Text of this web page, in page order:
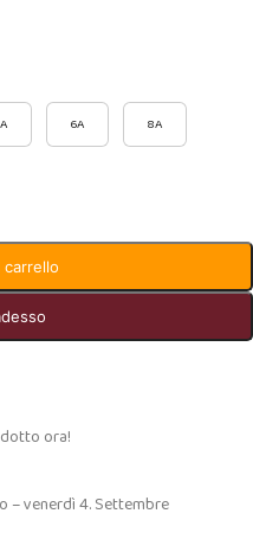
6A 8A
carrello
ora!
– venerdì 4. Settembre